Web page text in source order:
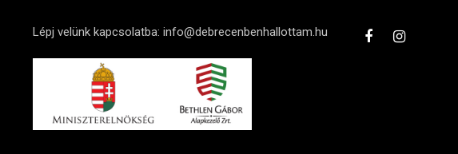
Lépj velünk kapcsolatba:info@debrecenbenhallottam.hu